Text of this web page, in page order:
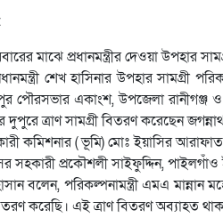
মাঝে প্রধানমন্ত্রীর দেওয়া
শেখ হাসিনার উপহার
পৌরসভার একাংশ, উপজেলা রানীগঞ্জ
ত্রাণ সামগ্রী বিতরণ করেছেন
কমিশনার ( ভূমি) মোঃ ইয়াসির
সহকারী প্রকৌশলী সাইফুদ্দিন,
বলেন, পরিকল্পনামন্ত্রী এমএ মান্নান
করেছি। এই ত্রাণ বিতরণ অব্যাহত